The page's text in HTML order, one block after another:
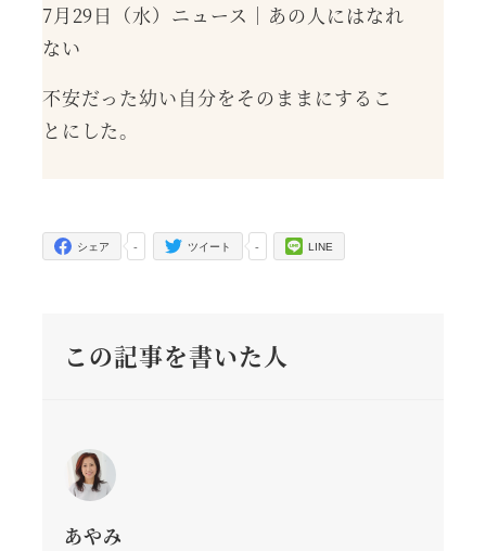
7月29日（水）ニュース｜あの人にはなれ
ない
不安だった幼い自分をそのままにするこ
とにした。
-
シェア -
ツイート LINE
この記事を書いた人
あやみ